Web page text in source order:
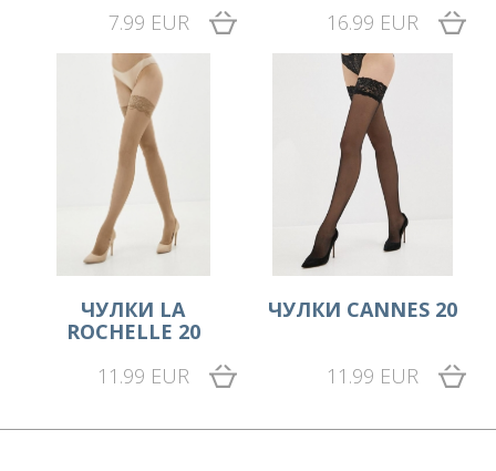
7.99 EUR
16.99 EUR
ЧУЛКИ LA
ROCHELLE 20
11.99 EUR
ЧУЛКИ CANNES 20
11.99 EUR